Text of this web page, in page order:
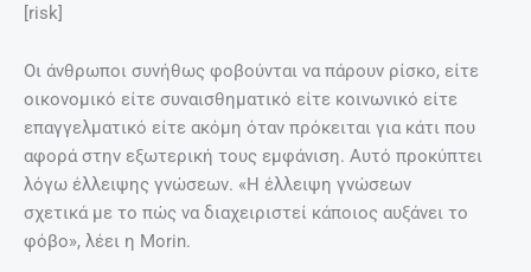
[risk]
Οι άνθρωποι συνήθως φοβούνται να πάρουν ρίσκο, είτε
οικονομικό είτε συναισθηματικό είτε κοινωνικό είτε
επαγγελματικό είτε ακόμη όταν πρόκειται για κάτι που
αφορά στην εξωτερική τους εμφάνιση. Αυτό προκύπτει
λόγω έλλειψης γνώσεων. «Η έλλειψη γνώσεων
σχετικά με το πώς να διαχειριστεί κάποιος αυξάνει το
φόβο», λέει η Morin.